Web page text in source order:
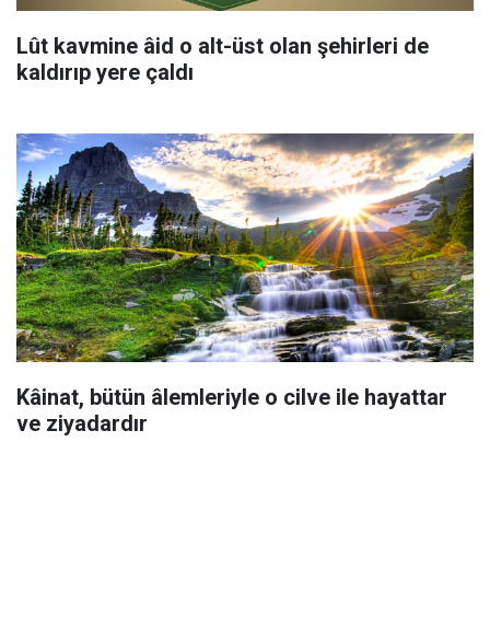
Lût kavmine âid o alt-üst olan şehirleri de
kaldırıp yere çaldı
Kâinat, bütün âlemleriyle o cilve ile hayattar
ve ziyadardır